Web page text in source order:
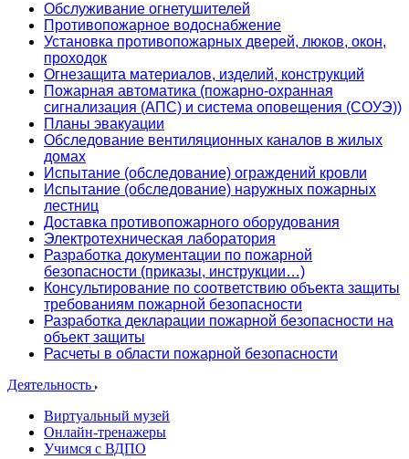
Обслуживание огнетушителей
Противопожарное водоснабжение
Установка противопожарных дверей, люков, окон,
проходок
Огнезащита материалов, изделий, конструкций
Пожарная автоматика (пожарно-охранная
сигнализация (АПС) и система оповещения (СОУЭ))
Планы эвакуации
Обследование вентиляционных каналов в жилых
домах
Испытание (обследование) ограждений кровли
Испытание (обследование) наружных пожарных
лестниц
Доставка противопожарного оборудования
Электротехническая лаборатория
Разработка документации по пожарной
безопасности (приказы, инструкции…)
Консультирование по соответствию объекта защиты
требованиям пожарной безопасности
Разработка декларации пожарной безопасности на
объект защиты
Расчеты в области пожарной безопасности
Деятельность
Виртуальный музей
Онлайн-тренажеры
Учимся с ВДПО